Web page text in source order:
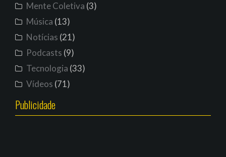
Mente Coletiva (3)
Música (13)
Notícias (21)
Podcasts (9)
Tecnologia (33)
Vídeos (71)
Publicidade